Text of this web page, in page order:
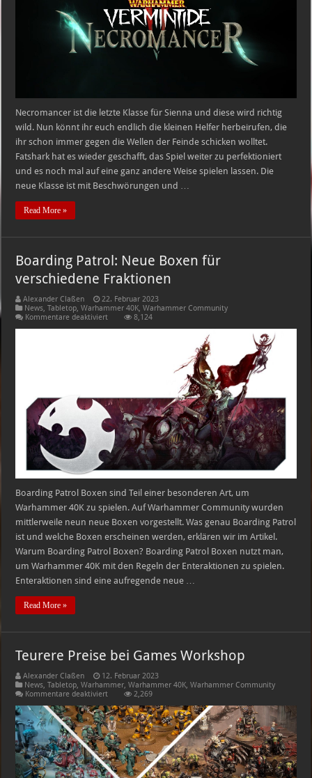
Klasse
wurde
endlich
vorgestellt
Necromancer ist die letzte Klasse für Sienna und diese wird richtig
wild. Nun könnt ihr euch endlich die kleinen Helfer herbeirufen, die
ihr schon immer gegen die Wellen der Feinde schicken wolltet.
Fatshark hat es wieder geschafft, das Spiel weiter zu perfektioniert
und es noch mal auf eine ganz andere Weise spielen lassen. Die
neue Klasse ist mit Beschwörungen und …
Read More »
Boarding Patrol: Neue Boxen für
verschiedene Fraktionen
Alexander Claßen
22. Februar 2023
News,Tabletop,Warhammer 40K,Warhammer Community
Kommentare deaktiviertfür
8,124
Boarding Patrol Boxen sind Teil einer besonderen Art, um
Warhammer 40K zu spielen. Auf Warhammer Community wurden
mittlerweile neun neue Boxen vorgestellt. Was genau Boarding Patrol
ist und welche Boxen erscheinen werden, erklären wir im Artikel.
Warum Boarding Patrol Boxen? Boarding Patrol Boxen nutzt man,
um Warhammer 40K mit den Regeln der Enteraktionen zu spielen.
Enteraktionen sind eine aufregende neue …
Read More »
Teurere Preise bei Games Workshop
Alexander Claßen
12. Februar 2023
News,Tabletop,Warhammer,Warhammer 40K,Warhammer Community
Kommentare deaktiviertfür
Preise
bei
Games
Workshop
2,269